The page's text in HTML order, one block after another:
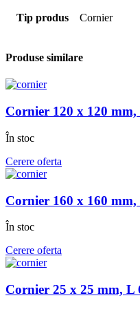
Tip produs Cornier
Produse similare
Cornier 120 x 120
În stoc
Cerere oferta
Cornier 160 x 160
În stoc
Cerere oferta
Cornier 25 x 25 mm, L